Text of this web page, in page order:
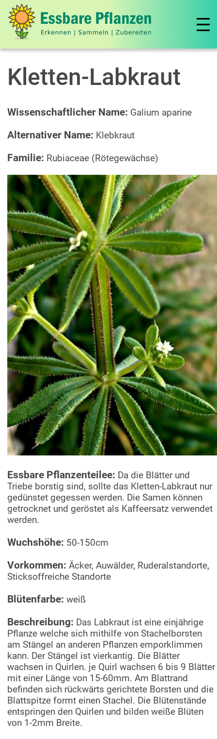
Kletten-Labkraut
Wissenschaftlicher Name: Galium aparine
Alternativer Name: Klebkraut
Familie: Rubiaceae (Rötegewächse)
Essbare Pflanzenteilee: Da die Blätter und
Triebe borstig sind, sollte das Kletten-Labkraut nur
gedünstet gegessen werden. Die Samen können
getrocknet und geröstet als Kaffeersatz verwendet
werden.
Wuchshöhe: 50-150cm
Vorkommen: Äcker, Auwälder, Ruderalstandorte,
Sticksoffreiche Standorte
Blütenfarbe: weiß
Beschreibung: Das Labkraut ist eine einjährige
Pflanze welche sich mithilfe von Stachelborsten
am Stängel an anderen Pflanzen emporklimmen
kann. Der Stängel ist vierkantig. Die Blätter
wachsen in Quirlen. je Quirl wachsen 6 bis 9 Blätter
mit einer Länge von 15-60mm. Am Blattrand
befinden sich rückwärts gerichtete Borsten und die
Blattspitze formt einen Stachel. Die Blütenstände
entspringen den Quirlen und bilden weiße Blüten
von 1-2mm Breite.